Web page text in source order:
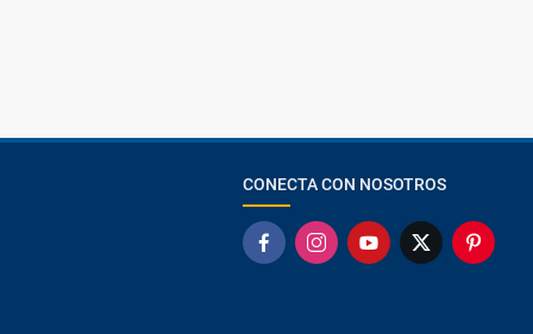
CONECTA CON NOSOTROS